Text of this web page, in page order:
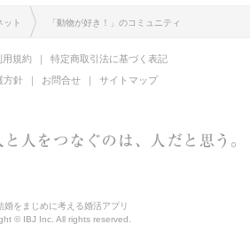
ット 「動物が好き！」のコミュニティ
用規約
特定商取引法に基づく表記
方針
お問合せ サイトマップ
婚をまじめに考える婚活アプリ
© IBJ Inc. All rights reserved.